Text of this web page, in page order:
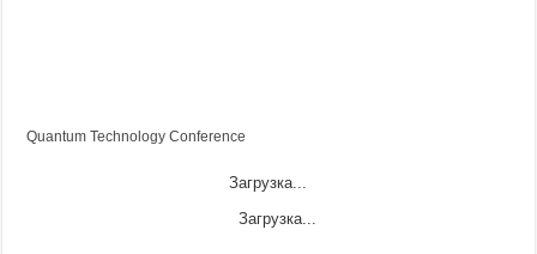
Quantum Technology Conference
Загрузка...
Загрузка...